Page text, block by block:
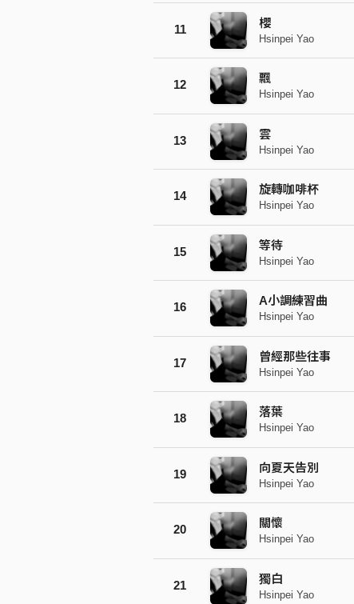
11 櫻
Hsinpei Yao
12 飄
Hsinpei Yao
13 雲
Hsinpei Yao
14 旋轉咖啡杯
Hsinpei Yao
15 等待
Hsinpei Yao
16 A小調練習曲
Hsinpei Yao
17 曾經那些往事
Hsinpei Yao
18 落葉
Hsinpei Yao
19 向夏天告別
Hsinpei Yao
20 關懷
Hsinpei Yao
21 獨白
Hsinpei Yao